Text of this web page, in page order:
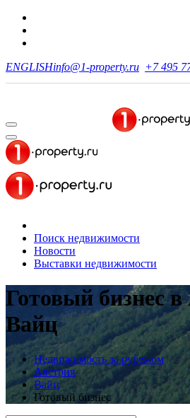
ENGLISHinfo@1-property.ru +7 495
Поиск недвижимости
Новости
Выставки недвижимости
Готовый бизнес
Вайц
Недвижимость за рубежом
Австрия
Вайц
Готовый бизнес